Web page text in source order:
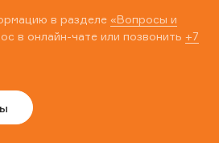
в разделе «Вопросы и
в онлайн-чате или позвонить +7